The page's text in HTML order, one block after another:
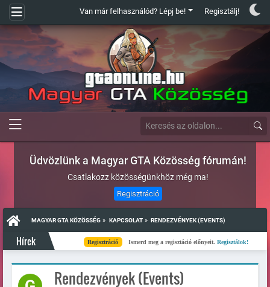
Van már felhasználód? Lépj be! Regisztálj!
Üdvözlünk a Magyar GTA Közösség fórumán!
Csatlakozz közösségünkhöz még ma!
Regisztráció
MAGYAR GTA KÖZÖSSÉG » KAPCSOLAT » RENDEZVÉNYEK (EVENTS)
Hírek Regisztráció Ismerd meg a regisztáció előnyeit.Regisztálok!
Rendezvények (Events)